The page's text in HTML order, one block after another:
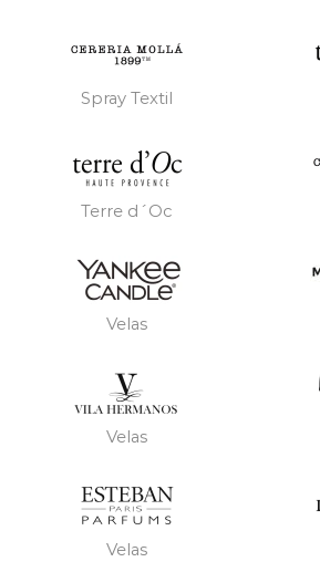
Spray Textil
Terre d´Oc
Velas
Velas
Velas